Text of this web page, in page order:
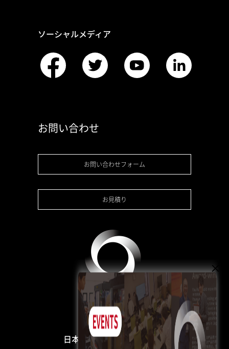
ソーシャルメディア
お問い合わせ
お問い合わせフォーム
お見積り
日本3Dプリンター株式会社